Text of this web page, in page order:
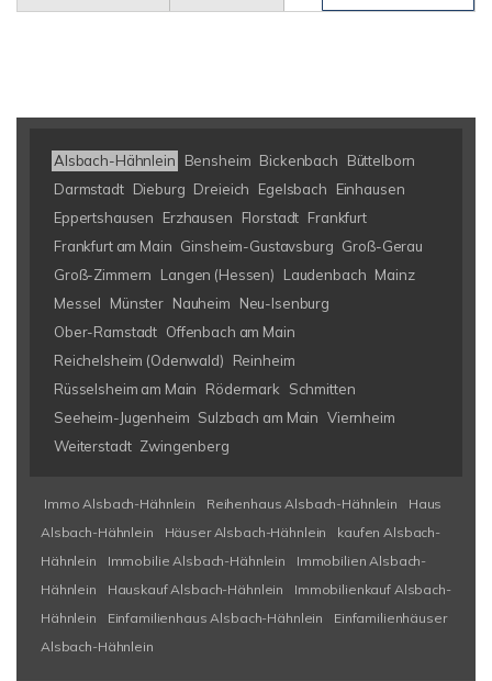
Alsbach-Hähnlein Bensheim Bickenbach
Büttelborn
Darmstadt Dieburg Dreieich Egelsbach
Einhausen
Eppertshausen
Erzhausen Florstadt Frankfurt
Frankfurt am Main Ginsheim-Gustavsburg Groß-Gerau
Groß-Zimmern
Langen (Hessen) Laudenbach Mainz
Messel
Münster Nauheim
Neu-Isenburg
Ober-Ramstadt Offenbach am Main
Reichelsheim (Odenwald)
Reinheim
Rüsselsheim am Main
Rödermark
Schmitten
Seeheim-Jugenheim Sulzbach am Main Viernheim
Weiterstadt Zwingenberg
Immo Alsbach-Hähnlein Reihenhaus Alsbach-Hähnlein
Haus
Alsbach-Hähnlein
Häuser Alsbach-Hähnlein
kaufen Alsbach-
Hähnlein
Immobilie Alsbach-Hähnlein
Immobilien Alsbach-
Hähnlein
Hauskauf Alsbach-Hähnlein
Immobilienkauf Alsbach-
Hähnlein
Einfamilienhaus Alsbach-Hähnlein
Einfamilienhäuser
Alsbach-Hähnlein